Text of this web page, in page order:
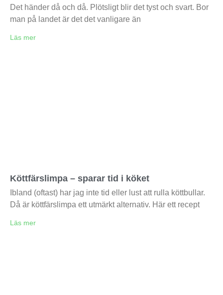
Det händer då och då. Plötsligt blir det tyst och svart. Bor
man på landet är det det vanligare än
Läs mer
Köttfärslimpa – sparar tid i köket
Ibland (oftast) har jag inte tid eller lust att rulla köttbullar.
Då är köttfärslimpa ett utmärkt alternativ. Här ett recept
Läs mer